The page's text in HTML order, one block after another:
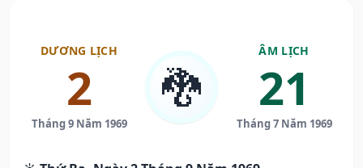
DƯƠNG LỊCH
2
Tháng 9 Năm 1969
🐉
ÂM LỊCH
21
Tháng 7 Năm 1969